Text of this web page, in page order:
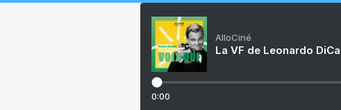
AlloCiné
La VF de Leonardo
0:00